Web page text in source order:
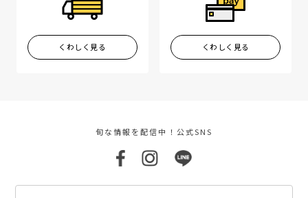
くわしく見る くわしく見る
旬な情報を配信中！公式SNS